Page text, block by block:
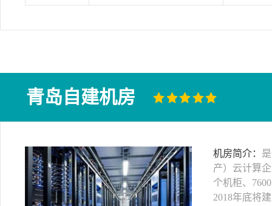
青岛自建机房
机房简介：
产）云计算
个机柜、
2018年底将